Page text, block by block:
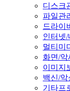
디스크
파일관
드라이
인터넷/
멀티미
화면/악
이미지
백신/악
기타프